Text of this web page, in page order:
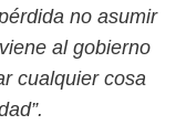
no asumir
al gobierno
cualquier cosa